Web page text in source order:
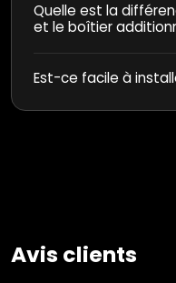
Quelle est la
et le boîtier
Est-ce facile à
Avis clients